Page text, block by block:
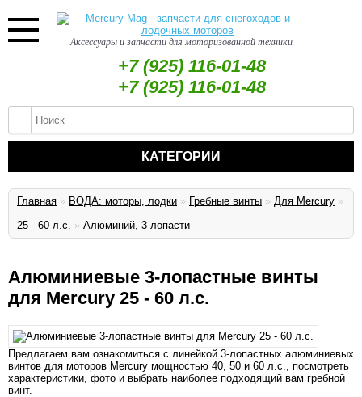
Аксессуары и запчасти для моторизованной техники
+7 (925) 116-01-48
+7 (925) 116-01-48
КАТЕГОРИИ
Главная » ВОДА: моторы, лодки » Гребные винты » Для Mercury »
25 - 60 л.с. » Алюминий, 3 лопасти
Алюминиевые 3-лопастные винты
для Mercury 25 - 60 л.с.
Предлагаем вам ознакомиться с линейкой 3-лопастных алюминиевых
винтов для моторов Mercury мощностью 40, 50 и 60 л.с., посмотреть
характеристики, фото и выбрать наиболее подходящий вам гребной
винт.